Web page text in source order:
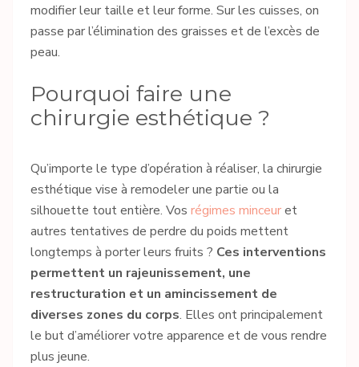
modifier leur taille et leur forme. Sur les cuisses, on
passe par l’élimination des graisses et de l’excès de
peau.
Pourquoi faire une
chirurgie esthétique ?
Qu’importe le type d’opération à réaliser, la chirurgie
esthétique vise à remodeler une partie ou la
silhouette tout entière. Vos régimes minceuret
autres tentatives de perdre du poids mettent
longtemps à porter leurs fruits ? Ces interventions
permettent un rajeunissement, une
restructuration et un amincissement de
diverses zones du corps. Elles ont principalement
le but d’améliorer votre apparence et de vous rendre
plus jeune.